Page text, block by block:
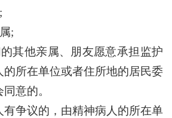
;
其他亲属、朋友愿意承担监护
的所在单位或者住所地的居民委
意的。
有争议的，由精神病人的所在单